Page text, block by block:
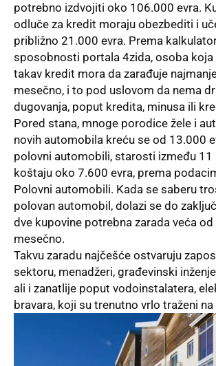
potrebno izdvojiti oko 106.000 evra.
odluče za kredit moraju obezbediti i
približno 21.000 evra. Prema
sposobnosti portala 4zida, osoba koja
takav kredit mora da zarađuje
mesečno, i to pod uslovom da nema
dugovanja, poput kredita, minusa ili
Pored stana, mnoge porodice žele i
novih automobila kreću se od 13.000
polovni automobili, starosti između 11
koštaju oko 7.600 evra, prema
Polovni automobili. Kada se saberu
polovan automobil, dolazi se do
dve kupovine potrebna zarada veća
mesečno.
Takvu zaradu najčešće ostvaruju
sektoru, menadžeri, građevinski
ali i zanatlije poput vodoinstalatera,
bravara, koji su trenutno vrlo traženi